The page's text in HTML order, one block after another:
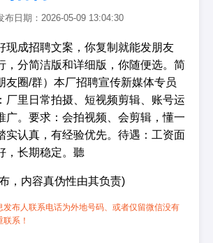
布日期：2026-05-09 13:04:30
现成招聘文案，你复制就能发朋友
，分简洁版和详细版，你随便选。简
友圈/群）本厂招聘宣传新媒体专员
厂里日常拍摄、短视频剪辑、账号运
广。要求：会拍视频、会剪辑，懂一
实认真，有经验优先。待遇：工资面
，长期稳定。聽
，内容真伪性由其负责)
发布人联系电话为外地号码、或者仅留微信没有
系！